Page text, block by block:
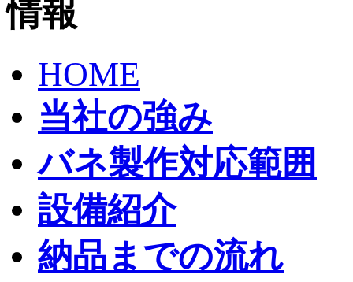
HOME
当社の強み
バネ製作対応範囲
設備紹介
納品までの流れ